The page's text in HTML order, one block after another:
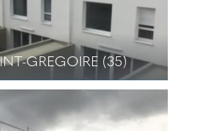
GREGOIRE (35)